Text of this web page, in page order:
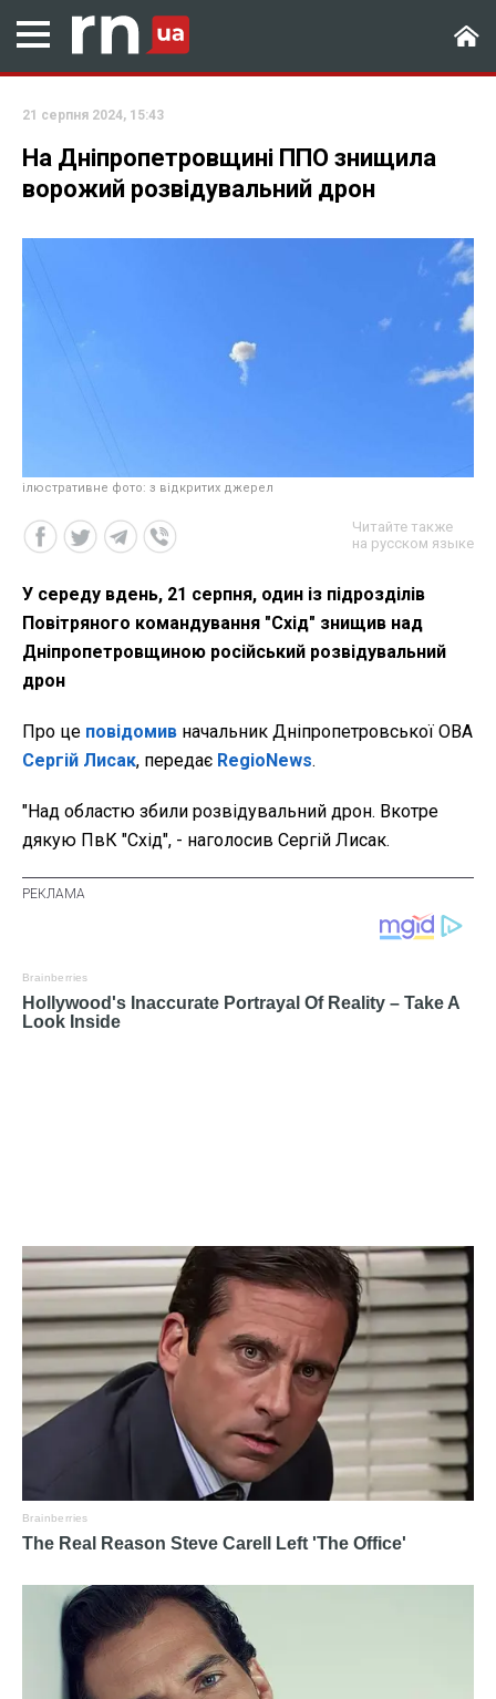
21 серпня 2024, 15:43
На Дніпропетровщині ППО знищила
ворожий розвідувальний дрон
ілюстративне фото: з відкритих джерел
Читайте также
на русском языке
У середу вдень, 21 серпня, один із підрозділів
Повітряного командування "Схід" знищив над
Дніпропетровщиною російський розвідувальний
дрон
Про це повідомив начальник Дніпропетровської ОВА
Сергій Лисак, передає RegioNews.
"Над областю збили розвідувальний дрон. Вкотре
дякую ПвК "Схід", - наголосив Сергій Лисак.